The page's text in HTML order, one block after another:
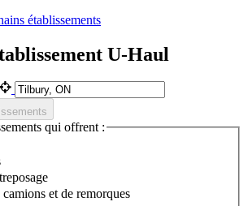
établissements
U-Haul
qui offrent :
camions et de remorques